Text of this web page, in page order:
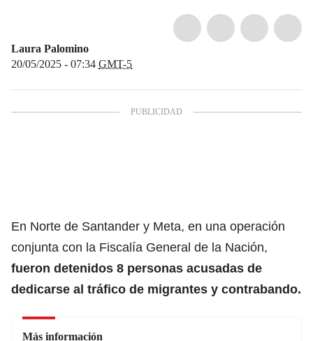
Laura Palomino
20/05/2025 - 07:34 GMT-5
En Norte de Santander y Meta, en una operación
conjunta con la Fiscalía General de la Nación,
fueron detenidos 8 personas acusadas de
dedicarse al tráfico de migrantes y contrabando.
Más información